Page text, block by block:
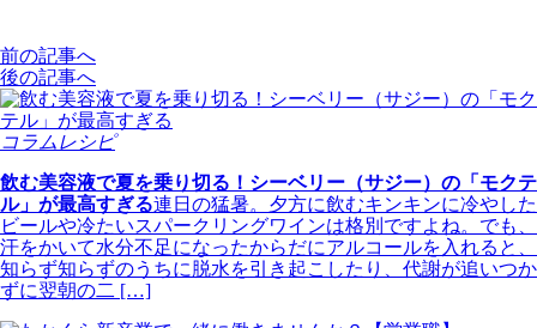
前の記事へ
後の記事へ
コラムレシピ
飲む美容液で夏を乗り切る！シーベリー（サジー）の「モクテ
ル」が最高すぎる連日の猛暑。夕方に飲むキンキンに冷やした
ビールや冷たいスパークリングワインは格別ですよね。でも、
汗をかいて水分不足になったからだにアルコールを入れると、
知らず知らずのうちに脱水を引き起こしたり、代謝が追いつか
ずに翌朝の二 […]